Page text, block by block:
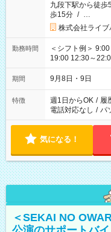
九段下駅から徒歩
歩15分 / …
株式会社ライブ
勤務時間
＜シフト例＞
19:00 12:30～22:00 上記の時間から好きな時間を選べま
時間は変更となる
期間 9月8日・9日
特徴 週1日からOK / 履
電話対応なし / パ
気になる！
＜SEKAI NO